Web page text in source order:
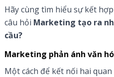
Hãy cùng tìm hiểu sự kết
câu hỏi Marketing tạo ra
cầu?
Marketing phản ánh văn
Một cách để kết nối hai